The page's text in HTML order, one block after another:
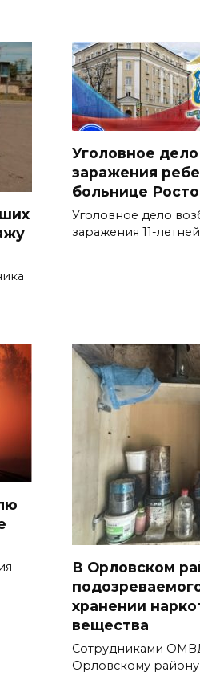
Уголовное
заражения
больнице
Уголовное дело
заражения 11-летней
В Орловском
хранении
вещества
Сотрудниками
Орловскому